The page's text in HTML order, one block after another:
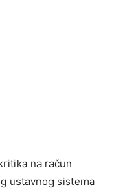
na račun
ustavnog sistema